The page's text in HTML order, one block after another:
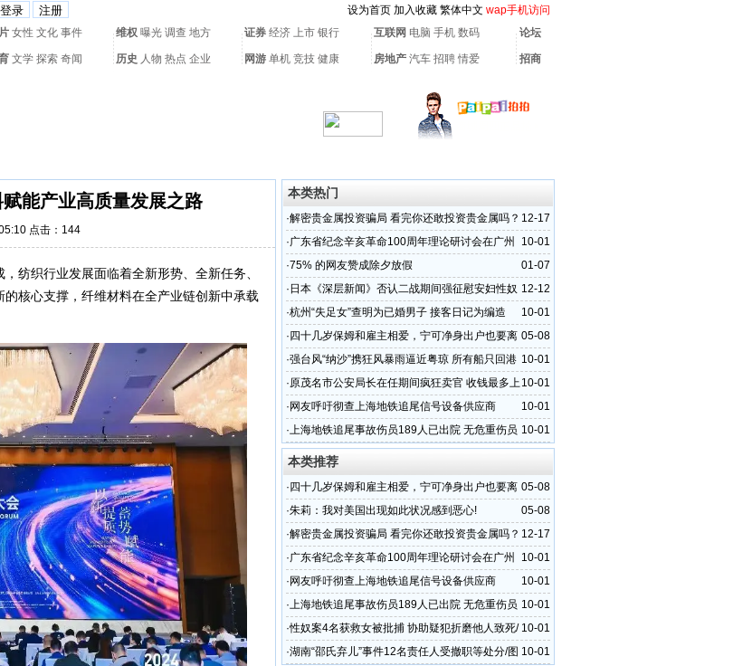
设为首页 加入收藏 繁体中文 wap手机访问
女性 文化 事件 维权 曝光 调查 地方 证券 经济 上市 银行 互联网 电脑 手机 数码 论坛
文学 探索 奇闻 历史 人物 热点 企业 网游 单机 竞技 健康 房地产 汽车 招聘 情爱 招商
能产业高质量发展之路
点击： 144
纺织行业发展面临着全新形势、全新任务、
核心支撑，纤维材料在全产业链创新中承载
本类热门
12-17
·解密贵金属投资骗局 看完你还敢投资贵金属吗？
10-01
·广东省纪念辛亥革命100周年理论研讨会在广州
召开
01-07
·75% 的网友赞成除夕放假
12-12
· 日本《深层新闻》否认二战期间强征慰安妇性奴
历史
10-01
·杭州“失足女”查明为已婚男子 接客日记为编造
05-08
· 四十几岁保姆和雇主相爱，宁可净身出户也要离
婚！
10-01
·强台风“纳沙”携狂风暴雨逼近粤琼 所有船只回港
避风
10-01
·原茂名市公安局长在任期间疯狂卖官 收钱最多上
百万
10-01
· 网友呼吁彻查上海地铁追尾信号设备供应商
10-01
·上海地铁追尾事故伤员189人已出院 无危重伤员
本类推荐
05-08
· 四十几岁保姆和雇主相爱，宁可净身出户也要离
婚！
05-08
·朱莉：我对美国出现如此状况感到恶心!
12-17
·解密贵金属投资骗局 看完你还敢投资贵金属吗？
10-01
·广东省纪念辛亥革命100周年理论研讨会在广州
召开
10-01
· 网友呼吁彻查上海地铁追尾信号设备供应商
10-01
·上海地铁追尾事故伤员189人已出院 无危重伤员
10-01
·性奴案4名获救女被批捕 协助疑犯折磨他人致死/
图
10-01
·湖南“邵氏弃儿”事件12名责任人受撤职等处分/图